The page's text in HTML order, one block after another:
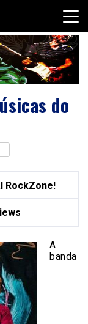
do
RockZone!
A
banda